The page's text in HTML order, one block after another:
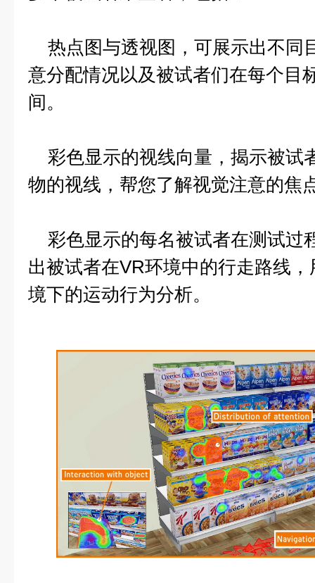
热点图与透视图，可展示出不同
意分配情况以及被试者们在每个目
间。
彩色显示的视线向量，揭示被试
物的视线，帮您了解视觉注意的焦
彩色显示的每名被试者在测试过
出被试者在VR环境中的行走路线
境下的运动行为分析。